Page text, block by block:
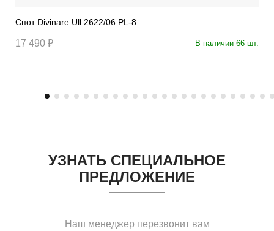
Спот Divinare Ull 2622/06 PL-8
17 490 ₽ В наличии 66 шт.
УЗНАТЬ СПЕЦИАЛЬНОЕ
ПРЕДЛОЖЕНИЕ
Наш менеджер перезвонит вам